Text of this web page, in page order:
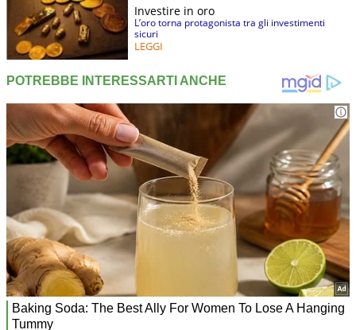
Investire in oro
L’oro torna protagonista tra gli investimenti
sicuri
LEGGI